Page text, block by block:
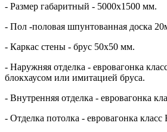
- Размер габаритный - 5000х1500 мм.
- Пол -половая шпунтованная доска
- Каркас стены - брус 50х50 мм.
- Наружняя отделка - евровагонка
блокхаусом или имитацией бруса.
- Внутренняя отделка - евровагонка
- Отделка потолка - евровагонка класс